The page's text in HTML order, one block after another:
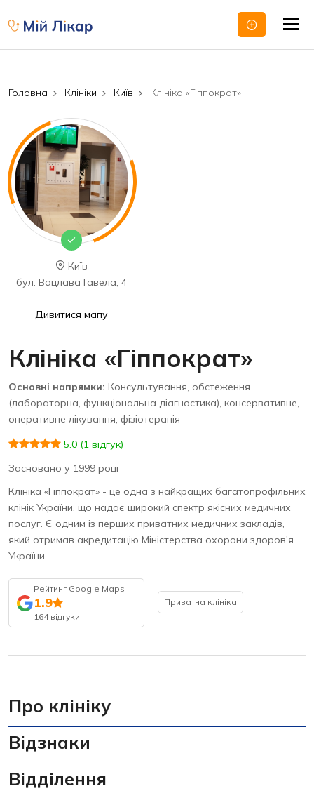
Головна Клініки Київ Клініка «Гіппократ»
Київ
бул. Вацлава Гавела, 4
Дивитися мапу
Клініка «Гіппократ»
Основні напрямки: Консультування, обстеження
(лабораторна, функціональна діагностика), консервативне,
оперативне лікування, фізіотерапія
5.0 (1 відгук)
Засновано у 1999 році
Клініка «Гіппократ» - це одна з найкращих багатопрофільних
клінік України, що надає широкий спектр якісних медичних
послуг. Є одним із перших приватних медичних закладів,
який отримав акредитацію Міністерства охорони здоров'я
України.
Рейтинг Google Maps
1.9
164 відгуки
Приватна клініка
Про клініку
Відзнаки
Відділення